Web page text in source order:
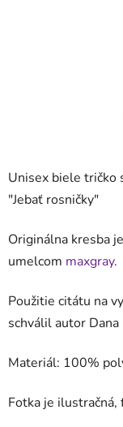
Unisex biele tričko
"Jebať rosničky"
Originálna kresba
umelcom maxgray.
Použitie citátu na
schválil autor
Materiál: 100%
Fotka je